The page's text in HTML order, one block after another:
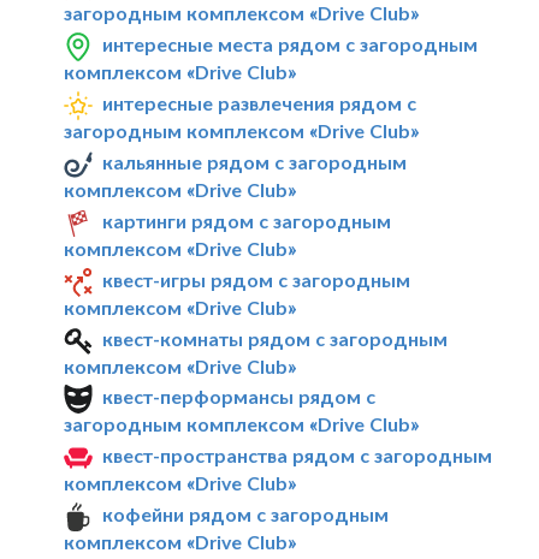
загородным комплексом «Drive Club»
интересные места рядом с загородным
комплексом «Drive Club»
интересные развлечения рядом с
загородным комплексом «Drive Club»
кальянные рядом с загородным
комплексом «Drive Club»
картинги рядом с загородным
комплексом «Drive Club»
квест-игры рядом с загородным
комплексом «Drive Club»
квест-комнаты рядом с загородным
комплексом «Drive Club»
квест-перформансы рядом с
загородным комплексом «Drive Club»
квест-пространства рядом с загородным
комплексом «Drive Club»
кофейни рядом с загородным
комплексом «Drive Club»